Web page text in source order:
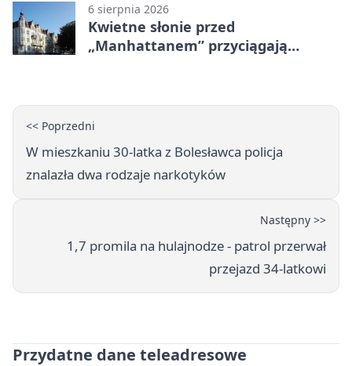
6 sierpnia 2026
Kwietne słonie przed
„Manhattanem” przyciągają
<< Poprzedni
W mieszkaniu 30-latka z Bolesławca policja
znalazła dwa rodzaje narkotyków
Następny >>
1,7 promila na hulajnodze - patrol przerwał
przejazd 34-latkowi
Przydatne dane teleadresowe